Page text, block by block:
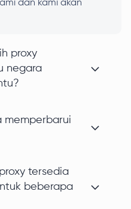
dan kami akan
proxy
negara
memperbarui
tersedia
beberapa